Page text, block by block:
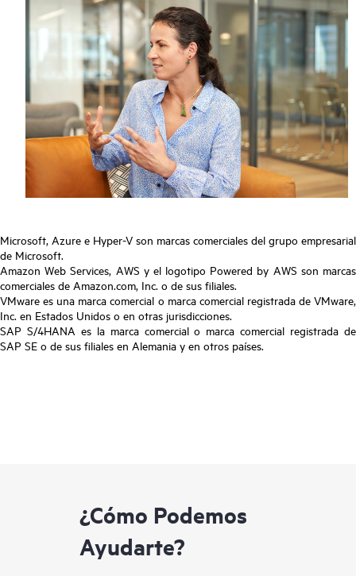
Microsoft, Azure e Hyper-V son marcas comerciales del grupo empresarial
de Microsoft.
Amazon Web Services, AWS y el logotipo Powered by AWS son marcas
comerciales de Amazon.com, Inc. o de sus filiales.
VMware es una marca comercial o marca comercial registrada de VMware,
Inc. en Estados Unidos o en otras jurisdicciones.
SAP S/4HANA es la marca comercial o marca comercial registrada de
SAP SE o de sus filiales en Alemania y en otros países.
¿Cómo Podemos
Ayudarte?